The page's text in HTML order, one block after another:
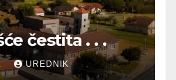
čestita . . .
UREDNIK